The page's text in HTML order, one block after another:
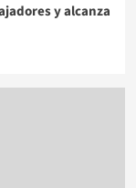
y alcanza